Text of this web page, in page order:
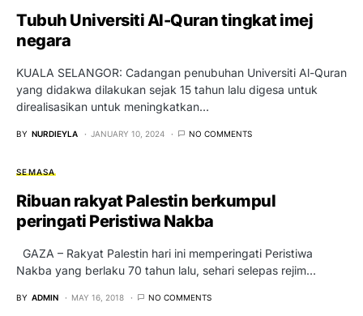
Tubuh Universiti Al-Quran tingkat imej
negara
KUALA SELANGOR: Cadangan penubuhan Universiti Al-Quran
yang didakwa dilakukan sejak 15 tahun lalu digesa untuk
direalisasikan untuk meningkatkan…
BY NURDIEYLA JANUARY 10, 2024 NO COMMENTS
SEMASA
Ribuan rakyat Palestin berkumpul
peringati Peristiwa Nakba
GAZA – Rakyat Palestin hari ini memperingati Peristiwa
Nakba yang berlaku 70 tahun lalu, sehari selepas rejim…
BY ADMIN MAY 16, 2018 NO COMMENTS